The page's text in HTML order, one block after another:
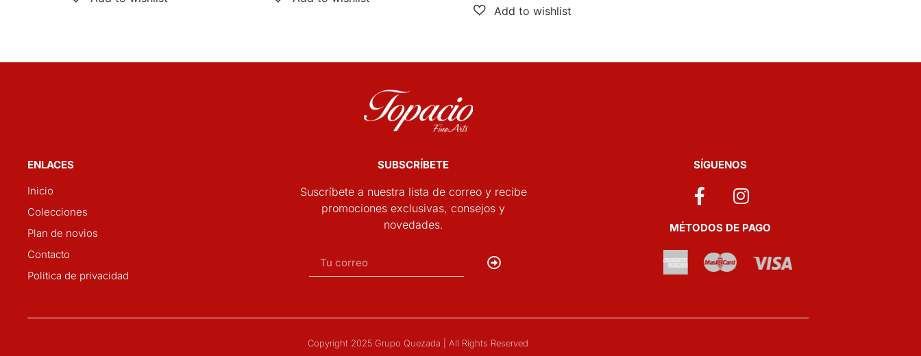
ENLACES
Inicio
Colecciones
Plan de novios
Contacto
Politica de privacidad
SUBSCRÍBETE
Suscríbete a nuestra lista de correo y recibe
promociones exclusivas, consejos y
novedades.
SÍGUENOS
MÉTODOS DE PAGO
Copyright 2025 Grupo Quezada | All Rights Reserved